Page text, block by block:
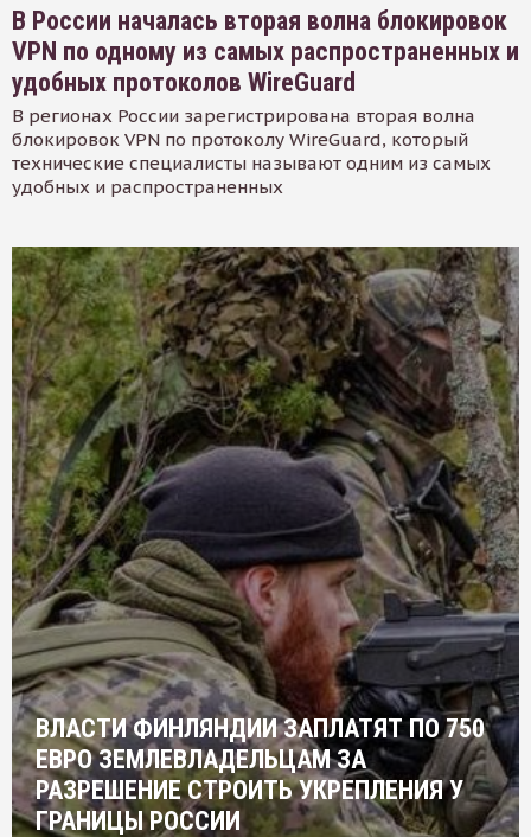
В России началась вторая волна блокировок
VPN по одному из самых распространенных и
удобных протоколов WireGuard
В регионах России зарегистрирована вторая волна
блокировок VPN по протоколу WireGuard, который
технические специалисты называют одним из самых
удобных и распространенных
ВЛАСТИ ФИНЛЯНДИИ ЗАПЛАТЯТ ПО 750
ЕВРО ЗЕМЛЕВЛАДЕЛЬЦАМ ЗА
РАЗРЕШЕНИЕ СТРОИТЬ УКРЕПЛЕНИЯ У
ГРАНИЦЫ РОССИИ